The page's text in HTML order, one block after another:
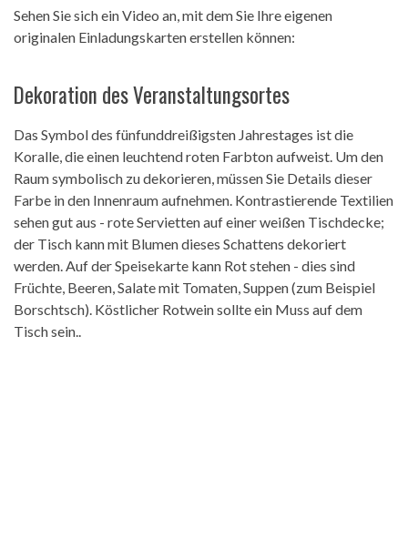
Sehen Sie sich ein Video an, mit dem Sie Ihre eigenen
originalen Einladungskarten erstellen können:
Dekoration des Veranstaltungsortes
Das Symbol des fünfunddreißigsten Jahrestages ist die
Koralle, die einen leuchtend roten Farbton aufweist. Um den
Raum symbolisch zu dekorieren, müssen Sie Details dieser
Farbe in den Innenraum aufnehmen. Kontrastierende Textilien
sehen gut aus - rote Servietten auf einer weißen Tischdecke;
der Tisch kann mit Blumen dieses Schattens dekoriert
werden. Auf der Speisekarte kann Rot stehen - dies sind
Früchte, Beeren, Salate mit Tomaten, Suppen (zum Beispiel
Borschtsch). Köstlicher Rotwein sollte ein Muss auf dem
Tisch sein..